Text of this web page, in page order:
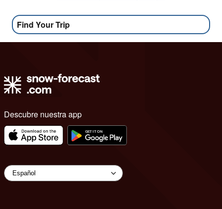
Find Your Trip
Descubre nuestra app